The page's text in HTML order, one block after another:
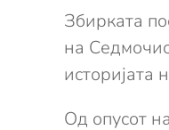
Збирката
на
историјата
Од опусот